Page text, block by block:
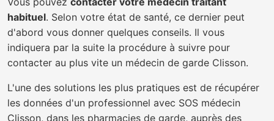
habituel. Selon votre état de santé, ce dernier peut
d'abord vous donner quelques conseils. Il vous
indiquera par la suite la procédure à suivre pour
contacter au plus vite un médecin de garde Clisson.
L'une des solutions les plus pratiques est de récupérer
les données d'un professionnel avec SOS médecin
Clisson, dans les pharmacies de garde, auprès des